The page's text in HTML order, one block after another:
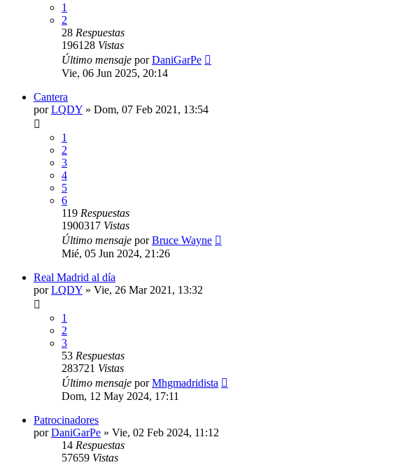
1
2
28 Respuestas
196128 Vistas
Último mensaje porDaniGarPe
Vie, 06 Jun 2025, 20:14
Cantera
porLQDY » Dom, 07 Feb 2021, 13:54
1
2
3
4
5
6
119 Respuestas
1900317 Vistas
Último mensaje porBruce Wayne
Mié, 05 Jun 2024, 21:26
Real Madrid al día
porLQDY » Vie, 26 Mar 2021, 13:32
1
2
3
53 Respuestas
283721 Vistas
Último mensaje porMhgmadridista
Dom, 12 May 2024, 17:11
Patrocinadores
porDaniGarPe » Vie, 02 Feb 2024, 11:12
14 Respuestas
57659 Vistas